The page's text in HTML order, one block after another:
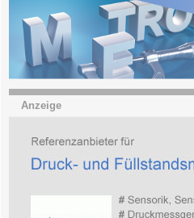
Anzeige